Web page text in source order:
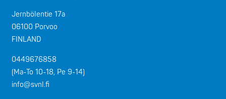
Jernbölentie 17a
06100 Porvoo
FINLAND
0449676858
(Ma-To 10-18, Pe 9-14)
info@svnl.fi